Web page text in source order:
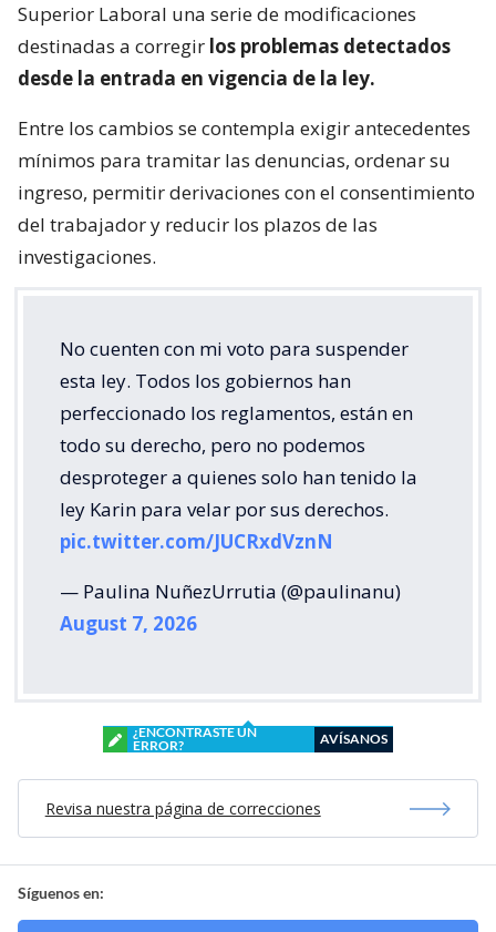
Superior Laboral una serie de modificaciones
destinadas a corregir los problemas detectados
desde la entrada en vigencia de la ley.
Entre los cambios se contempla exigir antecedentes
mínimos para tramitar las denuncias, ordenar su
ingreso, permitir derivaciones con el consentimiento
del trabajador y reducir los plazos de las
investigaciones.
No cuenten con mi voto para suspender
esta ley. Todos los gobiernos han
perfeccionado los reglamentos, están en
todo su derecho, pero no podemos
desproteger a quienes solo han tenido la
ley Karin para velar por sus derechos.
pic.twitter.com/JUCRxdVznN
— Paulina NuñezUrrutia (@paulinanu)
August 7, 2026
¿ENCONTRASTE UN
ERROR?
AVÍSANOS
Revisa nuestra página de correcciones
Síguenos en: